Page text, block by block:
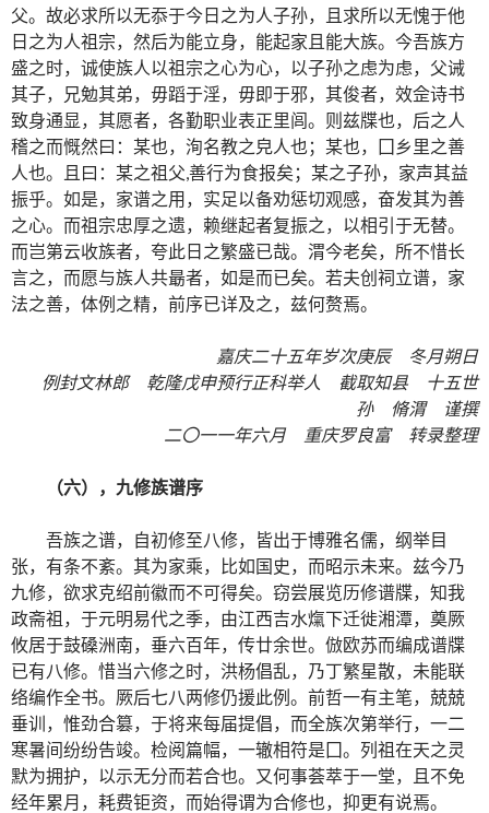
父。故必求所以无忝于今日之为人子孙，且求所以无愧于他
日之为人祖宗，然后为能立身，能起家且能大族。今吾族方
盛之时，诚使族人以祖宗之心为心，以子孙之虑为虑，父诫
其子，兄勉其弟，毋蹈于淫，毋即于邪，其俊者，效佱诗书
致身通显，其愿者，各勤职业表正里闾。则兹牒也，后之人
稽之而慨然曰：某也，洵名教之皃人也；某也，囗乡里之善
人也。且曰：某之祖父,善行为食报矣；某之子孙，家声其益
振乎。如是，家谱之用，实足以备劝惩切观感，奋发其为善
之心。而祖宗忠厚之遗，赖继起者复振之，以相引于无替。
而岂第云收族者，夸此日之繁盛已哉。渭今老矣，所不惜长
言之，而愿与族人共朂者，如是而已矣。若夫创祠立谱，家
法之善，体例之精，前序已详及之，兹何赘焉。
嘉庆二十五年岁次庚辰 冬月朔日
例封文林郎 乾隆戊申预行正科举人 截取知县 十五世
孙 脩渭 谨撰
二〇一一年六月 重庆罗良富 转录整理
（六），九修族谱序
吾族之谱，自初修至八修，皆出于博雅名儒，纲举目
张，有条不紊。其为家乘，比如国史，而昭示未来。兹今乃
九修，欲求克绍前徽而不可得矣。窃尝展览历修谱牒，知我
政斋祖，于元明易代之季，由江西吉水熂下迁徙湘潭，奠厥
攸居于鼓磉洲南，垂六百年，传廿余世。倣欧苏而编成谱牒
已有八修。惜当六修之时，洪杨倡乱，乃丁繁星散，未能联
络编作全书。厥后七八两修仍援此例。前哲一有主笔，兢兢
垂训，惟劲合篡，于将来每届提倡，而全族次第举行，一二
寒暑间纷纷告竣。检阅篇幅，一辙相符是囗。列祖在天之灵
默为拥护，以示无分而若合也。又何事荟萃于一堂，且不免
经年累月，耗费钜资，而始得谓为合修也，抑更有说焉。